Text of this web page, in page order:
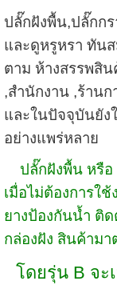
ปลั๊กฝังพื้น,ปลั๊กก
และดูหรูหรา ทัน
ตาม ห้างสรรพสิ
,สำนักงาน ,ร้าน
และในปัจจุบันยัง
อย่างแพร่หลาย
ปลั๊กฝังพื้น หรือ
เมื่อไม่ต้องการใ
ยางป้องกันน้ำ ติ
กล่องฝัง สินค้าม
โดยรุ่น B จะ